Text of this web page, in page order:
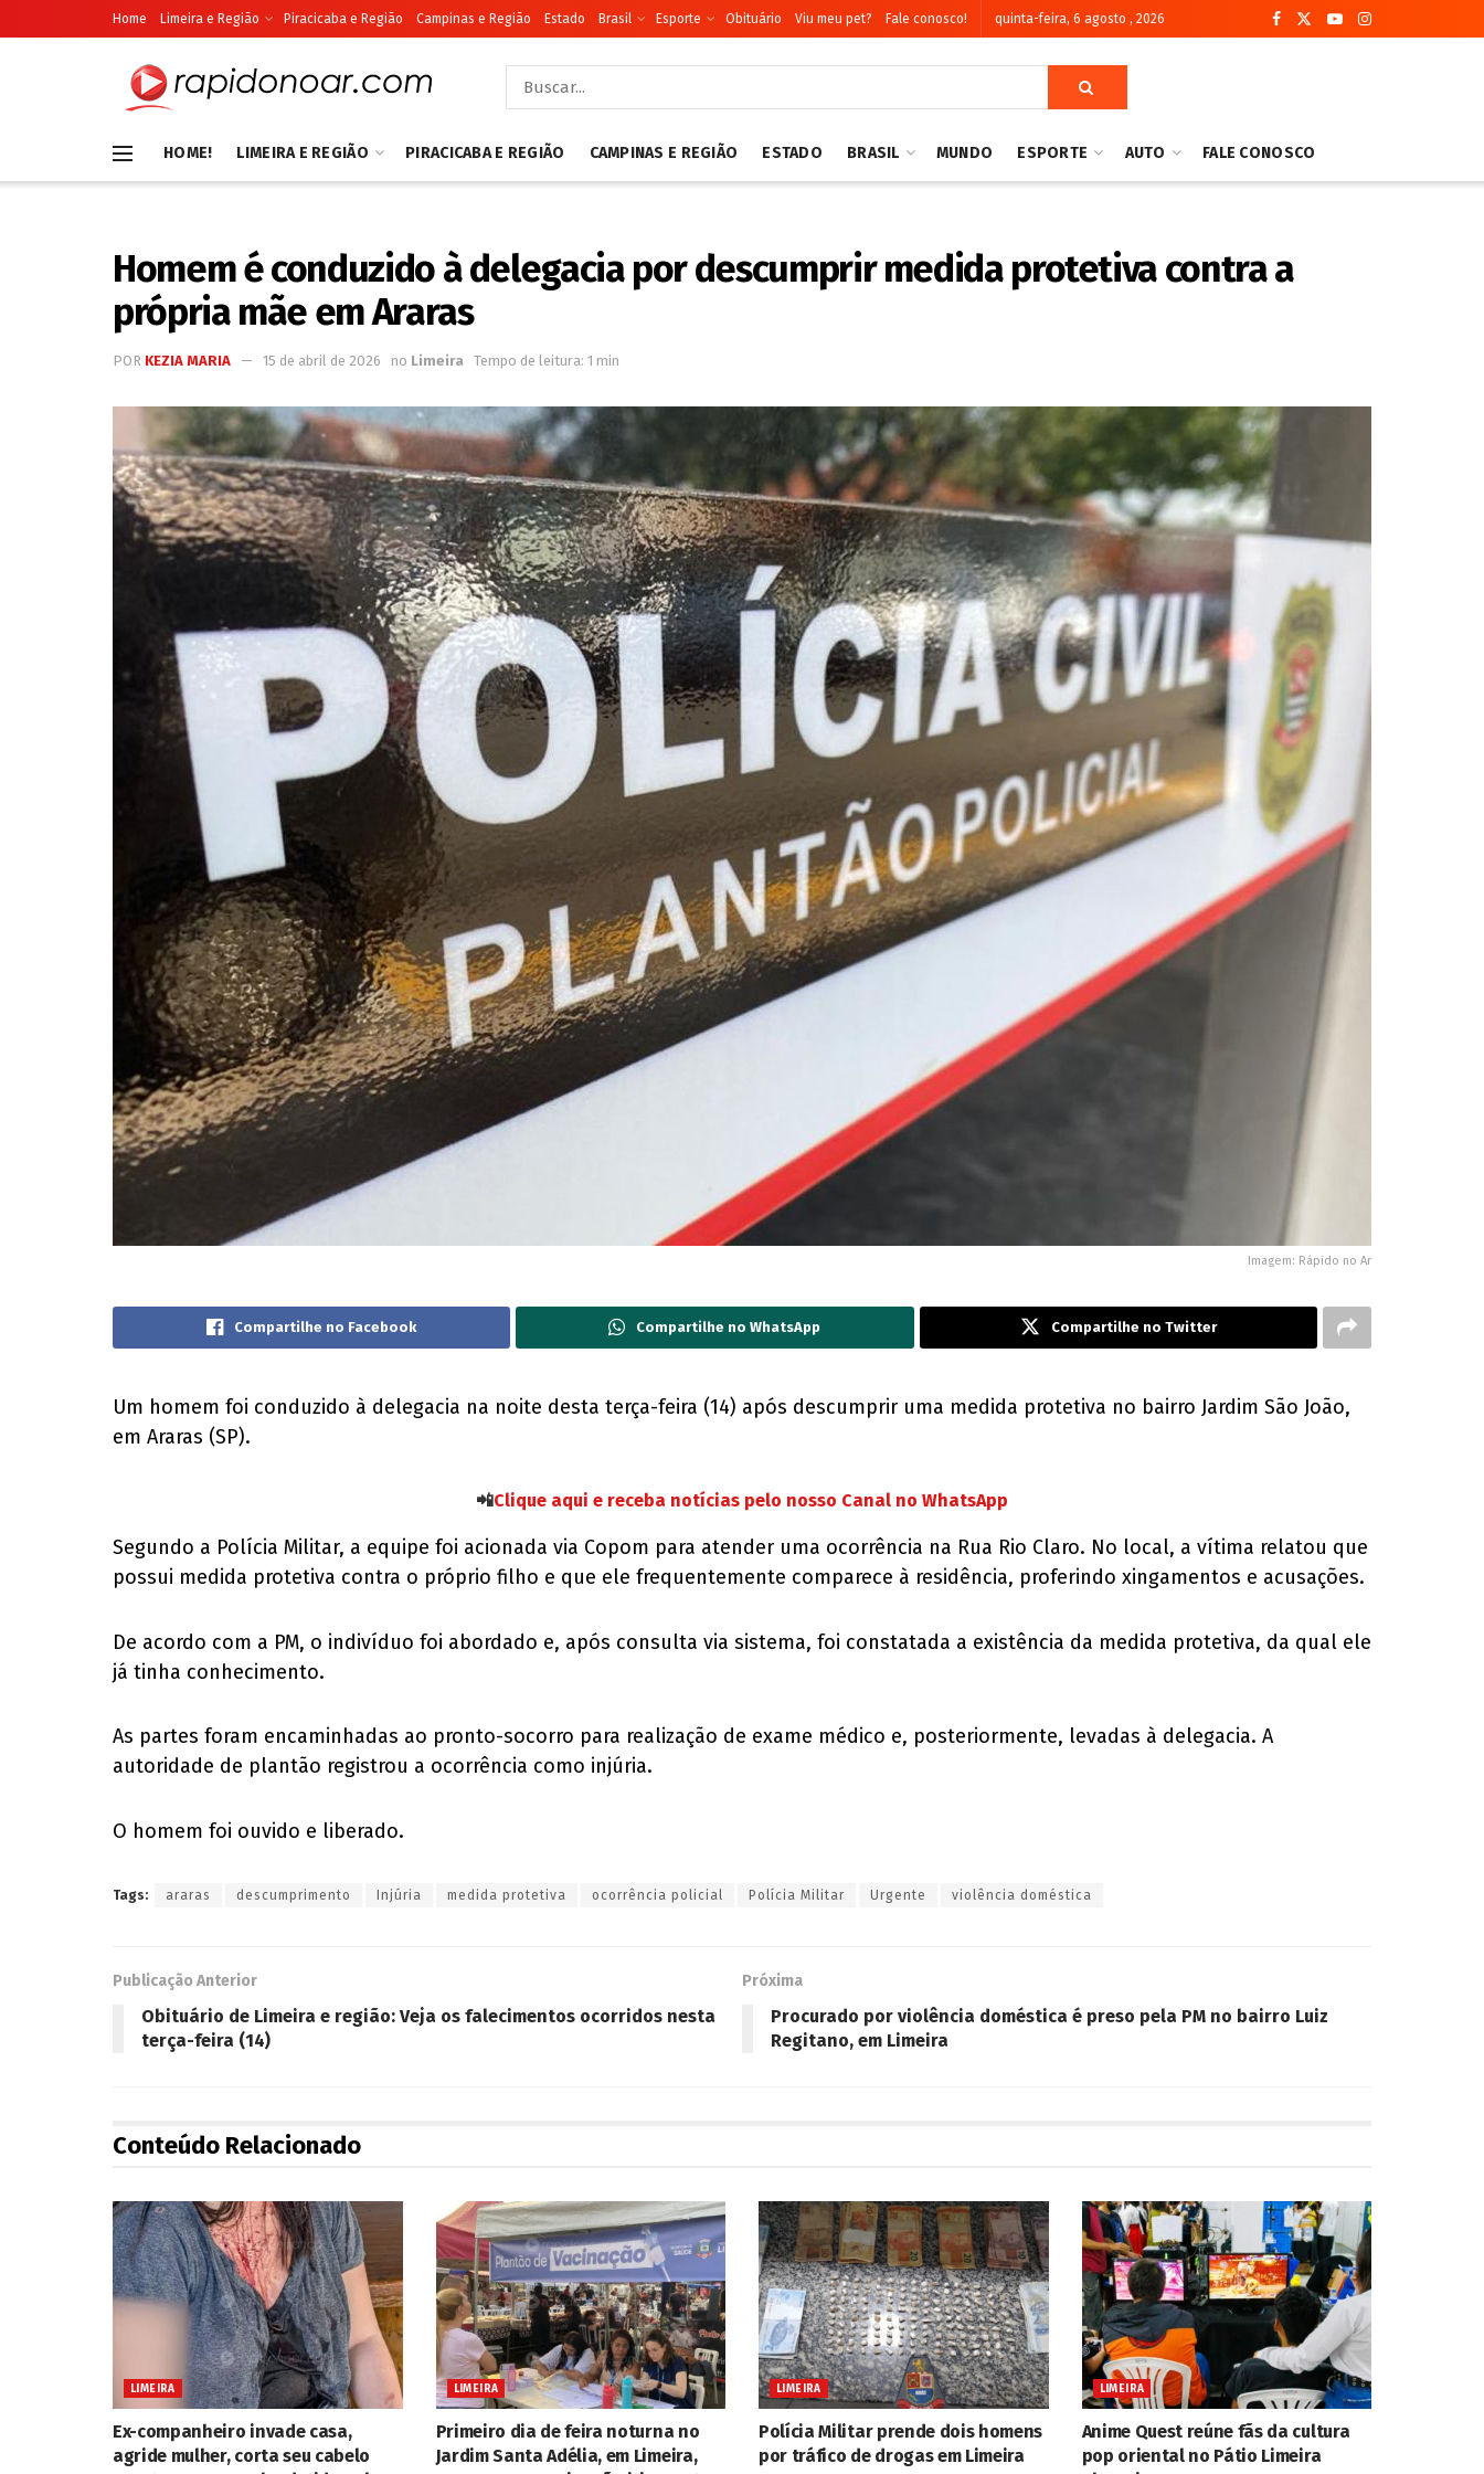
Home Limeira e Região Piracicaba e Região Campinas e Região Estado Brasil Esporte Obituário Viu meu pet? Fale conosco! quinta-feira, 6 agosto , 2026
HOME! LIMEIRA E REGIÃO PIRACICABA E REGIÃO CAMPINAS E REGIÃO ESTADO BRASIL MUNDO ESPORTE AUTO FALE CONOSCO
Homem é conduzido à delegacia por descumprir medida protetiva contra a
própria mãe em Araras
POR KEZIA MARIA 15 de abril de 2026 no Limeira Tempo de leitura: 1 min
Imagem: Rápido no Ar
Compartilhe no Facebook Compartilhe no WhatsApp Compartilhe no Twitter
Um homem foi conduzido à delegacia na noite desta terça-feira (14) após descumprir uma medida protetiva no bairro Jardim São João,
em Araras (SP).
📲Clique aqui e receba notícias pelo nosso Canal no WhatsApp
Segundo a Polícia Militar, a equipe foi acionada via Copom para atender uma ocorrência na Rua Rio Claro. No local, a vítima relatou que
possui medida protetiva contra o próprio filho e que ele frequentemente comparece à residência, proferindo xingamentos e acusações.
De acordo com a PM, o indivíduo foi abordado e, após consulta via sistema, foi constatada a existência da medida protetiva, da qual ele
já tinha conhecimento.
As partes foram encaminhadas ao pronto-socorro para realização de exame médico e, posteriormente, levadas à delegacia. A
autoridade de plantão registrou a ocorrência como injúria.
O homem foi ouvido e liberado.
Tags: araras descumprimento Injúria medida protetiva ocorrência policial Polícia Militar Urgente violência doméstica
Publicação Anterior
Obituário de Limeira e região: Veja os falecimentos ocorridos nesta
terça-feira (14)
Próxima
Procurado por violência doméstica é preso pela PM no bairro Luiz
Regitano, em Limeira
Conteúdo Relacionado
LIMEIRA
Ex-companheiro invade casa,
agride mulher, corta seu cabelo
LIMEIRA
Primeiro dia de feira noturna no
Jardim Santa Adélia, em Limeira,
LIMEIRA
Polícia Militar prende dois homens
por tráfico de drogas em Limeira
LIMEIRA
Anime Quest reúne fãs da cultura
pop oriental no Pátio Limeira